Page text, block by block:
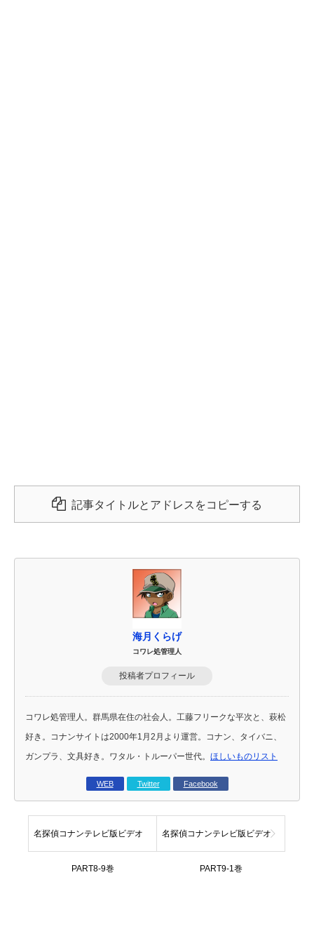
記事タイトルとアドレスをコピーする
海月くらげ
コワレ処管理人
投稿者プロフィール
コワレ処管理人。群馬県在住の社会人。工藤フリークな平次と、萩松
好き。コナンサイトは2000年1月2月より運営。コナン、タイバニ、
ガンプラ、文具好き。ワタル・トルーパー世代。 ほしいものリスト
WEB Twitter Facebook
名探偵コナンテレビ版ビデオ
PART8-9巻
名探偵コナンテレビ版ビデオ
PART9-1巻